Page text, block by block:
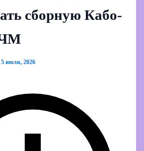
сборную Кабо-
ЧМ
5 июля, 2026